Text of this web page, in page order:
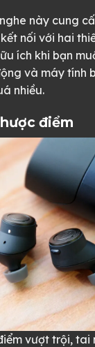
này cung
nối với hai
ích khi bạn
và máy tính
nhiều.
điểm
vượt trội, tai